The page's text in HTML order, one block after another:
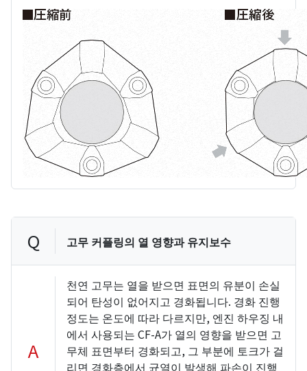
Q 고무 커플링의 열 영향과 유지보수
A
천연 고무는 열을 받으면 표면의 유분이 손실
되어 탄성이 없어지고 경화됩니다. 경화 진행
정도는 온도에 따라 다르지만, 엔진 하우징 내
에서 사용되는 CF-A가 열의 영향을 받으면 고
무체 표면부터 경화되고, 그 부분에 토크가 걸
리면 경화층에서 균열이 발생해 파손이 진행